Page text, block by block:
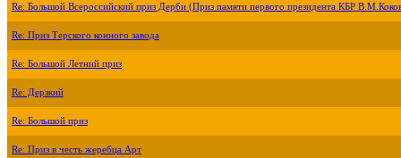
Re: Большой Всероссийский приз Дерби (Приз памяти первого президента КБР
Re: Приз Терского конного завода
Re: Большой Летний приз
Re: Дерзкий
Re: Большой приз
Re: Приз в честь жеребца Арт